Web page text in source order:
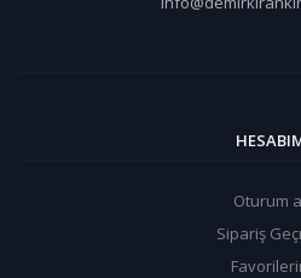
Oturum
Sipariş